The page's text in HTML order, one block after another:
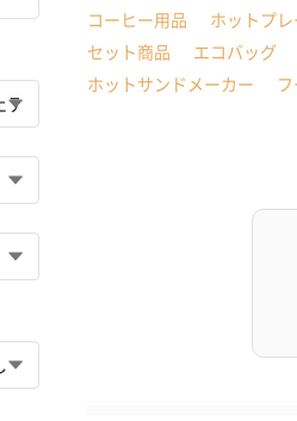
コーヒー用品
ホットプレ
セット商品
エコバッグ
ホットサンドメーカー